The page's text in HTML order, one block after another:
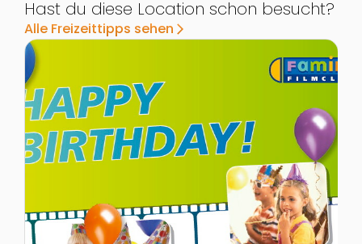
Hast du diese Location schon besucht?
Alle Freizeittipps sehen arrow_forward_ios
Zur Detailseite von Kindergeburtstag im Cineplexx